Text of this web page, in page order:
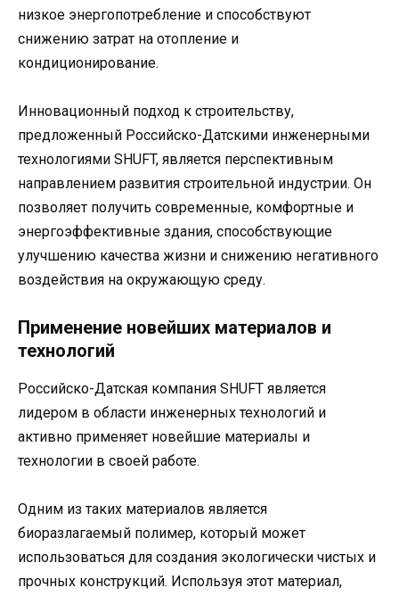
низкое энергопотребление и способствуют
снижению затрат на отопление и
кондиционирование.
Инновационный подход к строительству,
предложенный Российско-Датскими инженерными
технологиями SHUFT, является перспективным
направлением развития строительной индустрии. Он
позволяет получить современные, комфортные и
энергоэффективные здания, способствующие
улучшению качества жизни и снижению негативного
воздействия на окружающую среду.
Применение новейших материалов и
технологий
Российско-Датская компания SHUFT является
лидером в области инженерных технологий и
активно применяет новейшие материалы и
технологии в своей работе.
Одним из таких материалов является
биоразлагаемый полимер, который может
использоваться для создания экологически чистых и
прочных конструкций. Используя этот материал,